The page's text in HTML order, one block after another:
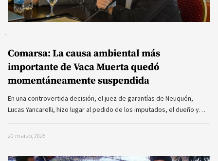
Comarsa: La causa ambiental más
importante de Vaca Muerta quedó
momentáneamente suspendida
En una controvertida decisión, el juez de garantías de Neuquén,
Lucas Yancarelli, hizo lugar al pedido de los imputados, el dueño y…
20 marzo, 2026